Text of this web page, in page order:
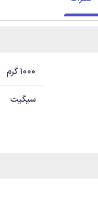
1000 گرم
سیگیت